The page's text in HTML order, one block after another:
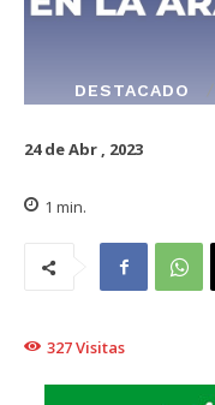
DESTACADO
24 de Abr , 2023
1 min.
327Visitas